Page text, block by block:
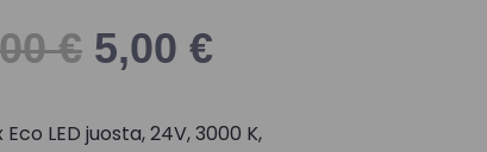
€ 5,00 €
Eco LED juosta, 24V, 3000 K,